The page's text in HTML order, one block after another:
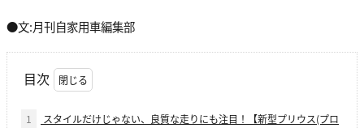
●文:月刊自家用車編集部
目次
1
スタイルだけじゃない、良質な走りにも注目！【新型プリウス(プロ